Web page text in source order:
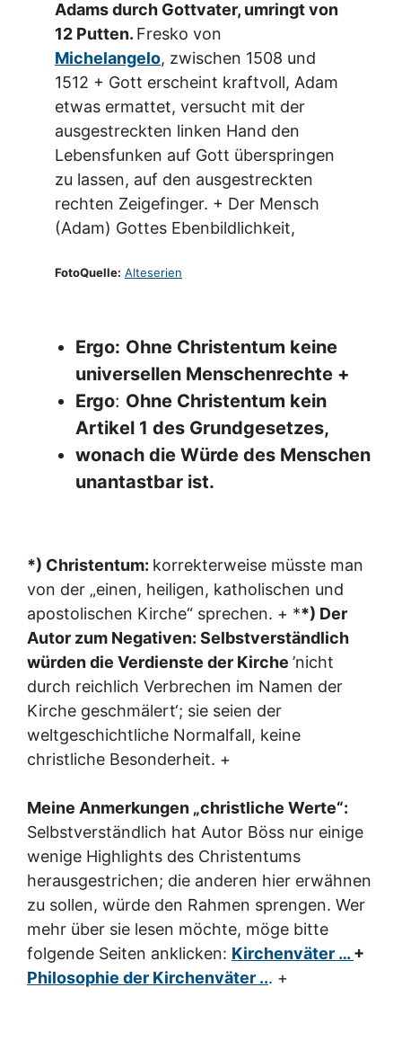
Adams durch Gottvater, umringt von
12 Putten. Fresko von
Michelangelo, zwischen 1508 und
1512 + Gott erscheint kraftvoll, Adam
etwas ermattet, versucht mit der
ausgestreckten linken Hand den
Lebensfunken auf Gott überspringen
zu lassen, auf den ausgestreckten
rechten Zeigefinger. + Der Mensch
(Adam) Gottes Ebenbildlichkeit,
FotoQuelle: Alteserien
Ergo: Ohne Christentum keine
universellen Menschenrechte +
Ergo: Ohne Christentum kein
Artikel 1 des Grundgesetzes,
wonach die Würde des Menschen
unantastbar ist.
*) Christentum: korrekterweise müsste man
von der „einen, heiligen, katholischen und
apostolischen Kirche“ sprechen. + **) Der
Autor zum Negativen: Selbstverständlich
würden die Verdienste der Kirche ’nicht
durch reichlich Verbrechen im Namen der
Kirche geschmälert‘; sie seien der
weltgeschichtliche Normalfall, keine
christliche Besonderheit. +
Meine Anmerkungen „christliche Werte“:
Selbstverständlich hat Autor Böss nur einige
wenige Highlights des Christentums
herausgestrichen; die anderen hier erwähnen
zu sollen, würde den Rahmen sprengen. Wer
mehr über sie lesen möchte, möge bitte
folgende Seiten anklicken: Kirchenväter …+
Philosophie der Kirchenväter ... +